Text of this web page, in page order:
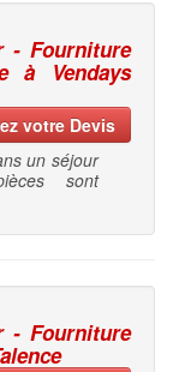
- Fourniture
à Vendays
votre Devis
un séjour
sont
- Fourniture